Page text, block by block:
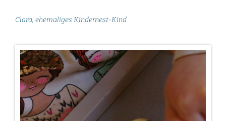
Clara, ehemaliges Kindernest-Kind